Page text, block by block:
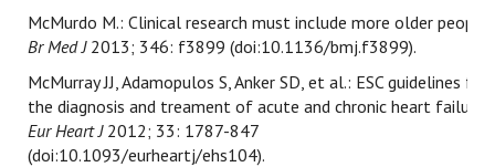
McMurdo M.: Clinical research must include more older people.
Br Med J2013; 346: f3899 (doi:10.1136/bmj.f3899).
McMurray JJ, Adamopulos S, Anker SD, et al.: ESC guidelines for
the diagnosis and treament of acute and chronic heart failure.
Eur Heart J2012; 33: 1787-847
(doi:10.1093/eurheartj/ehs104).